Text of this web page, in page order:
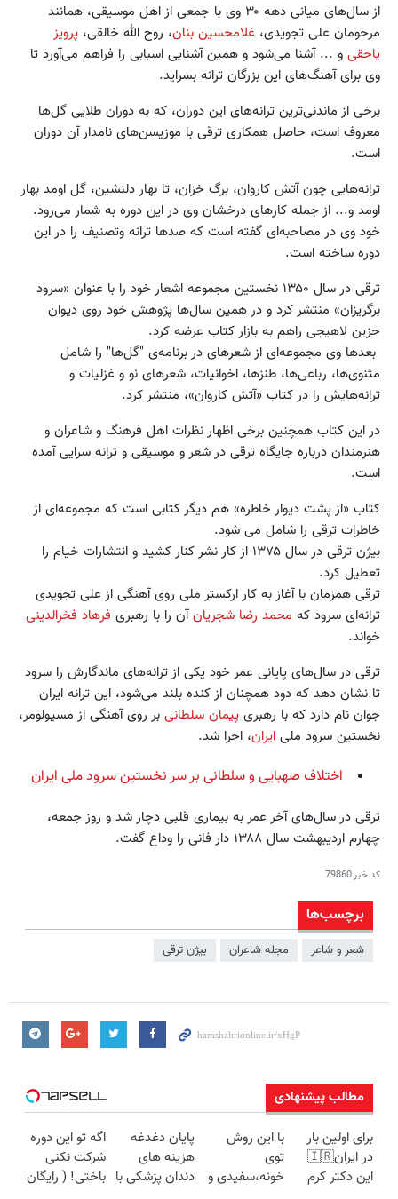
از سال‌های میانی دهه ۳۰ وی با جمعی از اهل موسیقی، همانند
مرحومان علی تجویدی، غلامحسین بنان، روح الله خالقی، پرویز
یاحقی و ... آشنا می‌شود و همین آشنایی اسبابی را فراهم می‌آورد تا
وی برای آهنگ‌های این بزرگان ترانه بسراید.
برخی از ماندنی‌ترین ترانه‌های این دوران، که به دوران طلایی گل‌ها
معروف است، حاصل همکاری ترقی با موزیسن‌های نامدار آن دوران
است.
ترانه‌هایی چون آتش کاروان، برگ خزان، تا بهار دلنشین، گل اومد بهار
اومد و... از جمله کارهای درخشان وی در این دوره به شمار می‌رود.
خود وی در مصاحبه‌ای گفته است که صدها ترانه وتصنیف را در این
دوره ساخته است.
ترقی در سال ۱۳۵۰ نخستین مجموعه اشعار خود را با عنوان «سرود
برگریزان» منتشر کرد و در همین سال‌ها پژوهش خود روی دیوان
حزین لاهیجی راهم به بازار کتاب عرضه کرد.
بعدها وی مجموعه‌ای از شعرهای در برنامه‌ی "گل‌ها" را شامل
مثنوی‌ها، رباعی‌ها، طنزها، اخوانیات، شعرهای نو و غزلیات و
ترانه‌هایش را در کتاب «آتش کاروان»، منتشر کرد.
در این کتاب همچنین برخی اظهار نظرات اهل فرهنگ و شاعران و
هنرمندان درباره جایگاه ترقی در شعر و موسیقی و ترانه سرایی آمده
است.
کتاب «از پشت دیوار خاطره» هم دیگر کتابی است که مجموعه‌ای از
خاطرات ترقی را شامل می‌ شود.
بیژن ترقی در سال ۱۳۷۵ از کار نشر کنار کشید و انتشارات خیام را
تعطیل کرد.
ترقی همزمان با آغاز به کار ارکستر ملی روی آهنگی از علی تجویدی
ترانه‌ای سرود که محمد رضا شجریان‌آن را با رهبری فرهاد فخرالدینی
خواند.
ترقی در سال‌های پایانی عمر خود یکی از ترانه‌های ماندگارش را سرود
تا نشان دهد که دود همچنان از کنده بلند می‌شود، این ترانه ایران
جوان نام دارد که با رهبری پیمان سلطانی بر روی آهنگی از مسیولومر،
نخستین سرود ملی ایران، اجرا شد.
اختلاف صهبایی و سلطانی بر سر نخستین سرود ملی ایران
ترقی در سال‌های آخر عمر به بیماری قلبی دچار شد و روز جمعه،
چهارم اردیبهشت سال ۱۳۸۸ دار فانی را وداع گفت.
کد خبر79860
برچسب‌ها
شعر و شاعر مجله شاعران بیژن ترقی
مطالب پیشنهادی
برای اولین بار
در ایران🇮🇷
این دکتر کرم
با این روش
توی
خونه،سفیدی و
پایان دغدغه
هزینه های
دندان پزشکی با
اگه تو این دوره
شرکت نکنی
باختی! ( رایگان